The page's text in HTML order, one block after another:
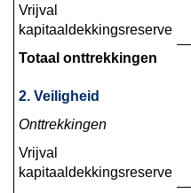
lasten
toelichting
structurele
mutaties
Vrijval
kapitaaldekkingsreserve
Totaal onttrekkingen
2. Veiligheid
Onttrekkingen
Vrijval
kapitaaldekkingsreserve